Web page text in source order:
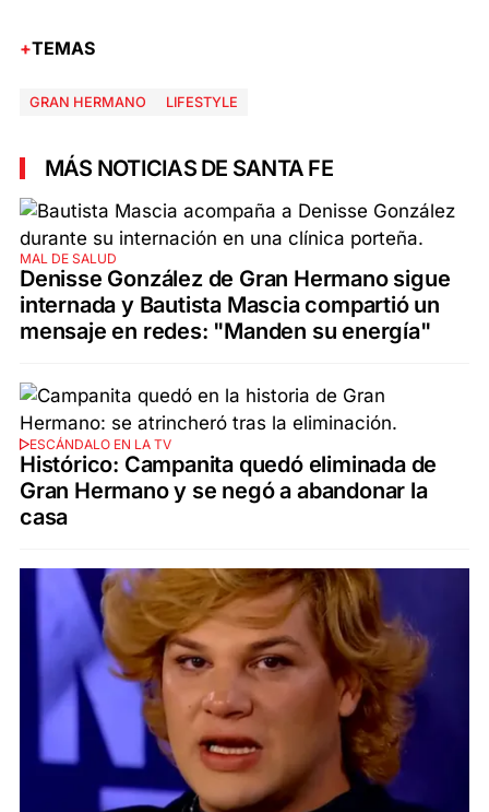
TEMAS
GRAN HERMANO LIFESTYLE
MÁS NOTICIAS DE SANTA FE
MAL DE SALUD
Denisse González de Gran Hermano sigue
internada y Bautista Mascia compartió un
mensaje en redes: "Manden su energía"
ESCÁNDALO EN LA TV
Histórico: Campanita quedó eliminada de
Gran Hermano y se negó a abandonar la
casa